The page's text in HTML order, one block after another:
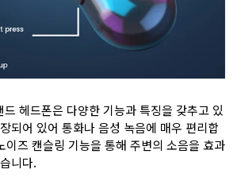
헤드폰은 다양한 기능과 특징을 갖추고 있
되어 있어 통화나 음성 녹음에 매우 편리합
이즈 캔슬링 기능을 통해 주변의 소음을 효과
니다.